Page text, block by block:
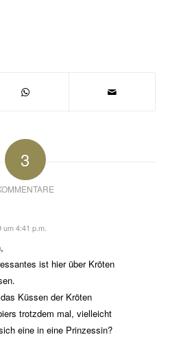
3
4:41 p.m.
ist hier über Kröten
Küssen der Kröten
trotzdem mal, vielleicht
eine in eine Prinzessin?